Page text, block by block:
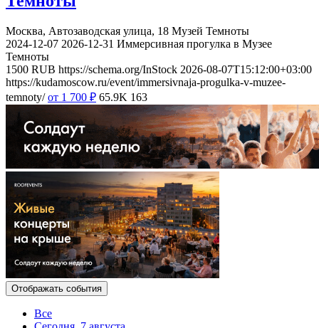
Москва, Автозаводская улица, 18 Музей Темноты
2024-12-07 2026-12-31 Иммерсивная прогулка в Музее
Темноты
1500 RUB https://schema.org/InStock 2026-08-07T15:12:00+03:00
https://kudamoscow.ru/event/immersivnaja-progulka-v-muzee-
temnoty/ от 1 700 ₽ 65.9K 163
Отображать события
Все